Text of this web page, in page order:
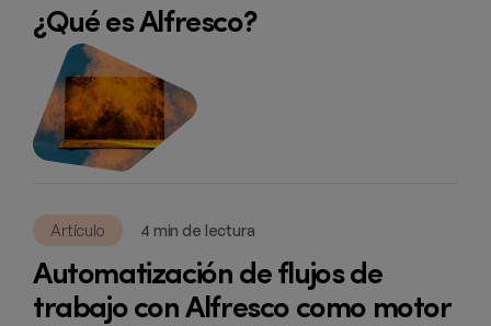
¿Qué es Alfresco?
Artículo 4 min de lectura
Automatización de flujos de
trabajo con Alfresco como motor